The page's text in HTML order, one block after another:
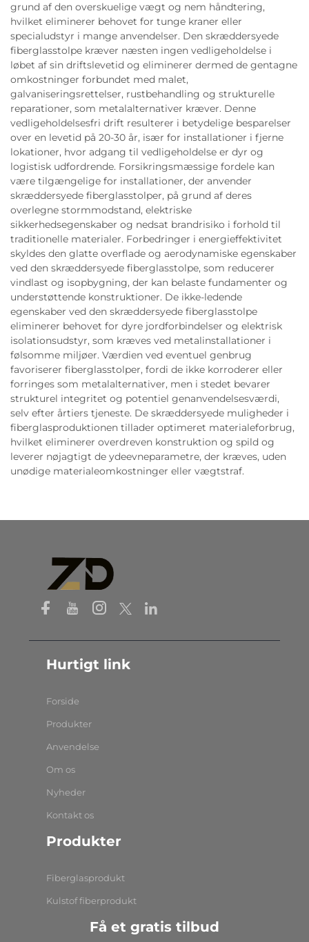
grund af den overskuelige vægt og nem håndtering,
hvilket eliminerer behovet for tunge kraner eller
specialudstyr i mange anvendelser. Den skræddersyede
fiberglasstolpe kræver næsten ingen vedligeholdelse i
løbet af sin driftslevetid og eliminerer dermed de gentagne
omkostninger forbundet med malet,
galvaniseringsrettelser, rustbehandling og strukturelle
reparationer, som metalalternativer kræver. Denne
vedligeholdelsesfri drift resulterer i betydelige besparelser
over en levetid på 20-30 år, især for installationer i fjerne
lokationer, hvor adgang til vedligeholdelse er dyr og
logistisk udfordrende. Forsikringsmæssige fordele kan
være tilgængelige for installationer, der anvender
skræddersyede fiberglasstolper, på grund af deres
overlegne stormmodstand, elektriske
sikkerhedsegenskaber og nedsat brandrisiko i forhold til
traditionelle materialer. Forbedringer i energieffektivitet
skyldes den glatte overflade og aerodynamiske egenskaber
ved den skræddersyede fiberglasstolpe, som reducerer
vindlast og isopbygning, der kan belaste fundamenter og
understøttende konstruktioner. De ikke-ledende
egenskaber ved den skræddersyede fiberglasstolpe
eliminerer behovet for dyre jordforbindelser og elektrisk
isolationsudstyr, som kræves ved metalinstallationer i
følsomme miljøer. Værdien ved eventuel genbrug
favoriserer fiberglasstolper, fordi de ikke korroderer eller
forringes som metalalternativer, men i stedet bevarer
strukturel integritet og potentiel genanvendelsesværdi,
selv efter årtiers tjeneste. De skræddersyede muligheder i
fiberglasproduktionen tillader optimeret materialeforbrug,
hvilket eliminerer overdreven konstruktion og spild og
leverer nøjagtigt de ydeevneparametre, der kræves, uden
unødige materialeomkostninger eller vægtstraf.
Hurtigt link
Forside
Produkter
Anvendelse
Om os
Nyheder
Kontakt os
Produkter
Fiberglasprodukt
Kulstof fiberprodukt
Få et gratis tilbud